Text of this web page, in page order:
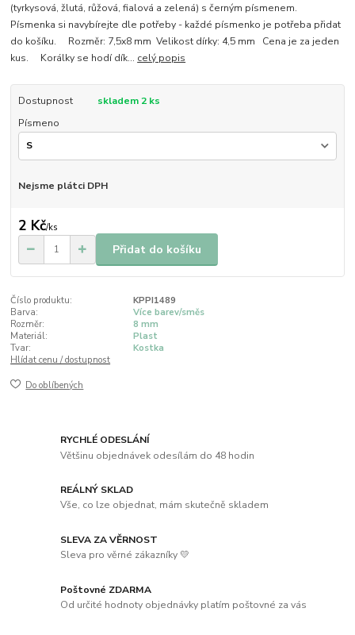
(tyrkysová, žlutá, růžová, fialová a zelená) s černým písmenem.
Písmenka si navybírejte dle potřeby - každé písmenko je potřeba přidat
do košíku. Rozměr: 7,5x8 mm Velikost dírky: 4,5 mm Cena je za jeden
kus. Korálky se hodí dík... celý popis
Dostupnost
skladem 2 ks
Písmeno
Nejsme plátci DPH
2 Kč/ks
Přidat do košíku
Číslo produktu:
KPPI1489
Barva:
Více barev/směs
Rozměr:
8 mm
Materiál:
Plast
Tvar:
Kostka
Hlídat cenu / dostupnost
Do oblíbených
RYCHLÉ ODESLÁNÍ
Většinu objednávek odesílám do 48 hodin
REÁLNÝ SKLAD
Vše, co lze objednat, mám skutečně skladem
SLEVA ZA VĚRNOST
Sleva pro věrné zákazníky 💛
Poštovné ZDARMA
Od určité hodnoty objednávky platím poštovné za vás